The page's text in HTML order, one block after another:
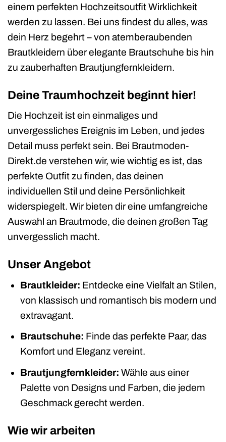
einem perfekten Hochzeitsoutfit Wirklichkeit
werden zu lassen. Bei uns findest du alles, was
dein Herz begehrt – von atemberaubenden
Brautkleidern über elegante Brautschuhe bis hin
zu zauberhaften Brautjungfernkleidern.
Deine Traumhochzeit beginnt hier!
Die Hochzeit ist ein einmaliges und
unvergessliches Ereignis im Leben, und jedes
Detail muss perfekt sein. Bei Brautmoden-
Direkt.de verstehen wir, wie wichtig es ist, das
perfekte Outfit zu finden, das deinen
individuellen Stil und deine Persönlichkeit
widerspiegelt. Wir bieten dir eine umfangreiche
Auswahl an Brautmode, die deinen großen Tag
unvergesslich macht.
Unser Angebot
Brautkleider: Entdecke eine Vielfalt an Stilen,
von klassisch und romantisch bis modern und
extravagant.
Brautschuhe: Finde das perfekte Paar, das
Komfort und Eleganz vereint.
Brautjungfernkleider: Wähle aus einer
Palette von Designs und Farben, die jedem
Geschmack gerecht werden.
Wie wir arbeiten